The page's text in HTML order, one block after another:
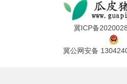
冀ICP备
冀公网安备